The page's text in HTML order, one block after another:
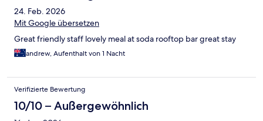
24. Feb. 2026
Mit Google übersetzen
Great friendly staff lovely meal at soda rooftop bar great stay
andrew, Aufenthalt von 1 Nacht
Verifizierte Bewertung
10/10 – Außergewöhnlich